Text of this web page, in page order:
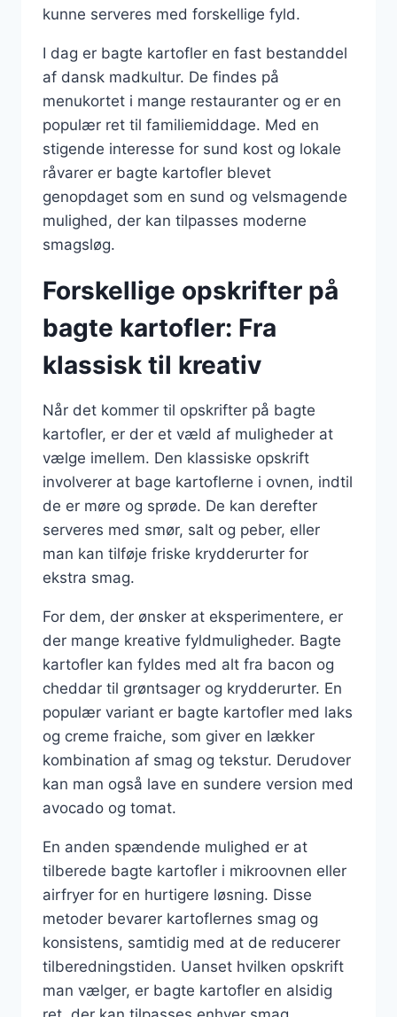
kunne serveres med forskellige fyld.
I dag er bagte kartofler en fast bestanddel
af dansk madkultur. De findes på
menukortet i mange restauranter og er en
populær ret til familiemiddage. Med en
stigende interesse for sund kost og lokale
råvarer er bagte kartofler blevet
genopdaget som en sund og velsmagende
mulighed, der kan tilpasses moderne
smagsløg.
Forskellige opskrifter på
bagte kartofler: Fra
klassisk til kreativ
Når det kommer til opskrifter på bagte
kartofler, er der et væld af muligheder at
vælge imellem. Den klassiske opskrift
involverer at bage kartoflerne i ovnen, indtil
de er møre og sprøde. De kan derefter
serveres med smør, salt og peber, eller
man kan tilføje friske krydderurter for
ekstra smag.
For dem, der ønsker at eksperimentere, er
der mange kreative fyldmuligheder. Bagte
kartofler kan fyldes med alt fra bacon og
cheddar til grøntsager og krydderurter. En
populær variant er bagte kartofler med laks
og creme fraiche, som giver en lækker
kombination af smag og tekstur. Derudover
kan man også lave en sundere version med
avocado og tomat.
En anden spændende mulighed er at
tilberede bagte kartofler i mikroovnen eller
airfryer for en hurtigere løsning. Disse
metoder bevarer kartoflernes smag og
konsistens, samtidig med at de reducerer
tilberedningstiden. Uanset hvilken opskrift
man vælger, er bagte kartofler en alsidig